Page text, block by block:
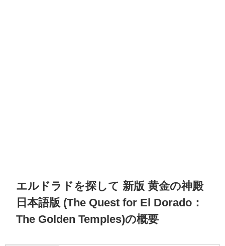
エルドラドを探して 新版 黄金の神殿
日本語版 (The Quest for El Dorado：
The Golden Temples)の概要